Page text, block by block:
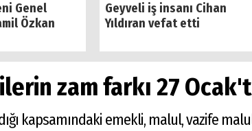
Genel
Özkan
Geyveli iş insanı Cihan
Yıldıran vefat etti
zam farkı 27
kapsamındaki emekli, malul, vazife